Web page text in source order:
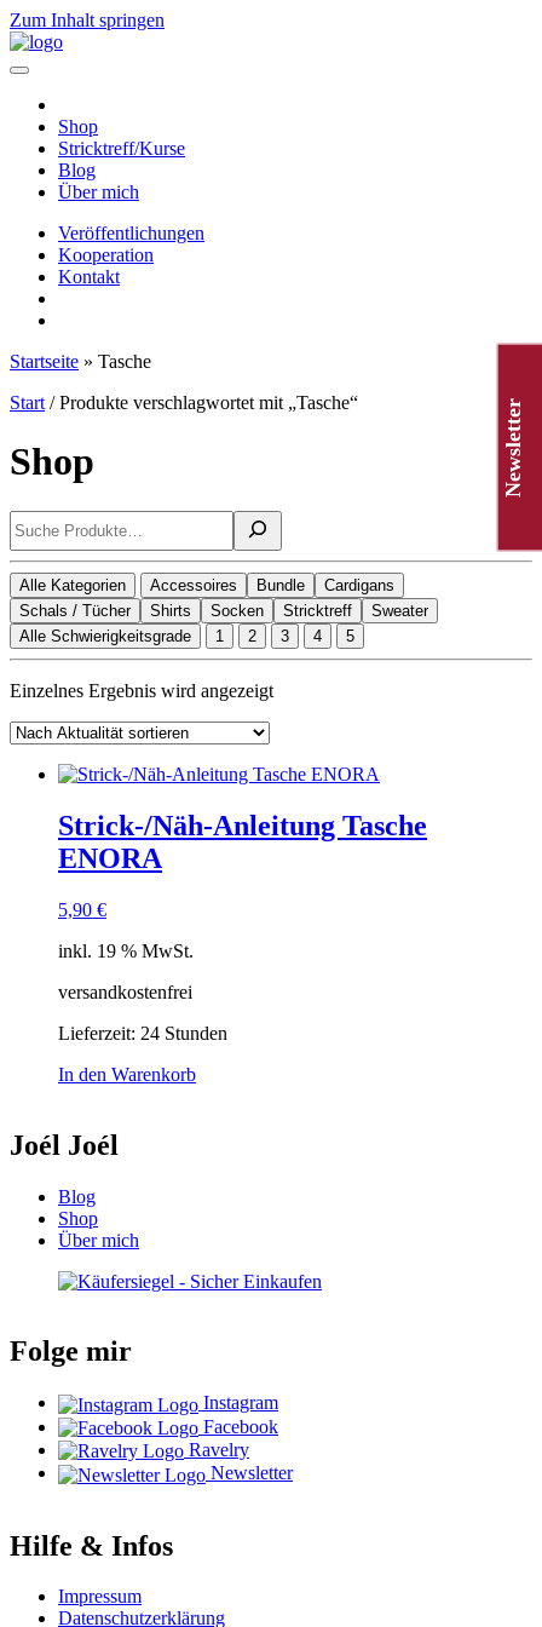
Zum Inhalt springen
Hauptnavigation
Shop
Stricktreff/Kurse
Blog
Über mich
Veröffentlichungen
Kooperation
Kontakt
Startseite » Tasche
Start / Produkte verschlagwortet mit „Tasche“
Shop
Suchen
Alle Kategorien Accessoires Bundle
Cardigans
Schals / Tücher
Shirts Socken Stricktreff
Sweater
Alle Schwierigkeitsgrade
1 2 3 4 5
Einzelnes Ergebnis wird angezeigt
Strick-/Näh-Anleitung Tasche
ENORA
5,90 €
inkl. 19 % MwSt.
versandkostenfrei
Lieferzeit: 24 Stunden
In den Warenkorb
Joél Joél
Blog
Shop
Über mich
Folge mir
Instagram
Facebook
Ravelry
Newsletter
Hilfe & Infos
Impressum
Datenschutzerklärung
Newsletter